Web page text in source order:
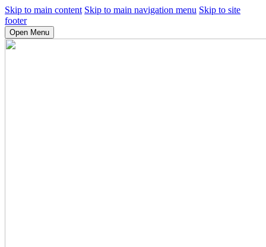
Skip to main content Skip to main navigation menu Skip to site
footer
Open Menu